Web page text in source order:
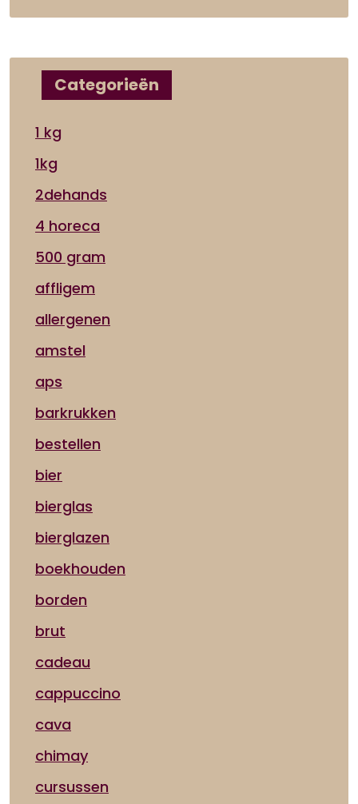
Categorieën
1 kg
1kg
2dehands
4 horeca
500 gram
affligem
allergenen
amstel
aps
barkrukken
bestellen
bier
bierglas
bierglazen
boekhouden
borden
brut
cadeau
cappuccino
cava
chimay
cursussen